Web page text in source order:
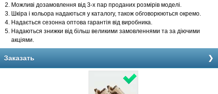
Можливі дозамовлення від 3-х пар проданих розмірів моделі.
Шкіра і кольора надаються у каталогу, також обговорюються окремо.
Надається сезонна оптова гарантія від виробника.
Надаються знижки від більш великими замовленнями та за діючими
акціями.
Заказать